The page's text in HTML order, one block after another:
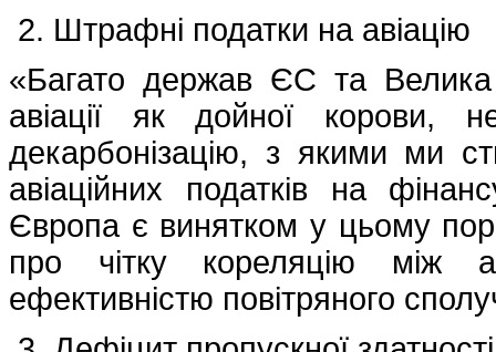
Штрафні податки на авіацію
«Багато держав ЄС та Велика
авіації як дойної корови,
декарбонізацію, з якими ми
авіаційних податків на
Європа є винятком у цьому
про чітку кореляцію між
ефективністю повітряного